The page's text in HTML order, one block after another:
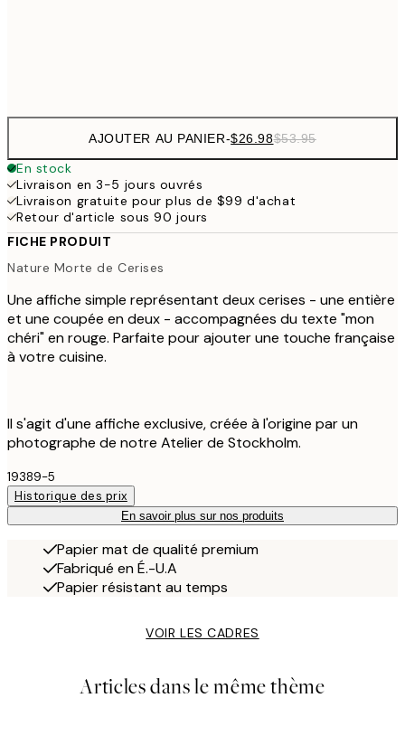
AJOUTER AU PANIER-$26.98$53.95
En stock
Livraison en 3-5 jours ouvrés
Livraison gratuite pour plus de $99 d'achat
Retour d'article sous 90 jours
FICHE PRODUIT
Nature Morte de Cerises
Une affiche simple représentant deux cerises - une entière
et une coupée en deux - accompagnées du texte "mon
chéri" en rouge. Parfaite pour ajouter une touche française
à votre cuisine.
Il s'agit d'une affiche exclusive, créée à l'origine par un
photographe de notre Atelier de Stockholm.
19389-5
Historique des prix
En savoir plus sur nos produits
Papier mat de qualité premium
Fabriqué en É.-U.A
Papier résistant au temps
VOIR LES CADRES
Articles dans le même thème